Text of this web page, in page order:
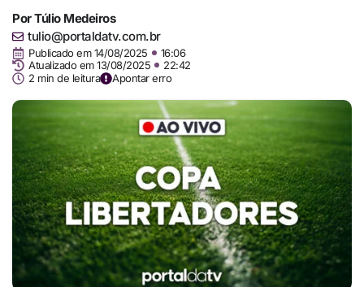
PorTúlio Medeiros
tulio@portaldatv.com.br
Publicado em 14/08/2025
16:06
Atualizado em 13/08/2025
22:42
2 min de leitura
Apontar erro